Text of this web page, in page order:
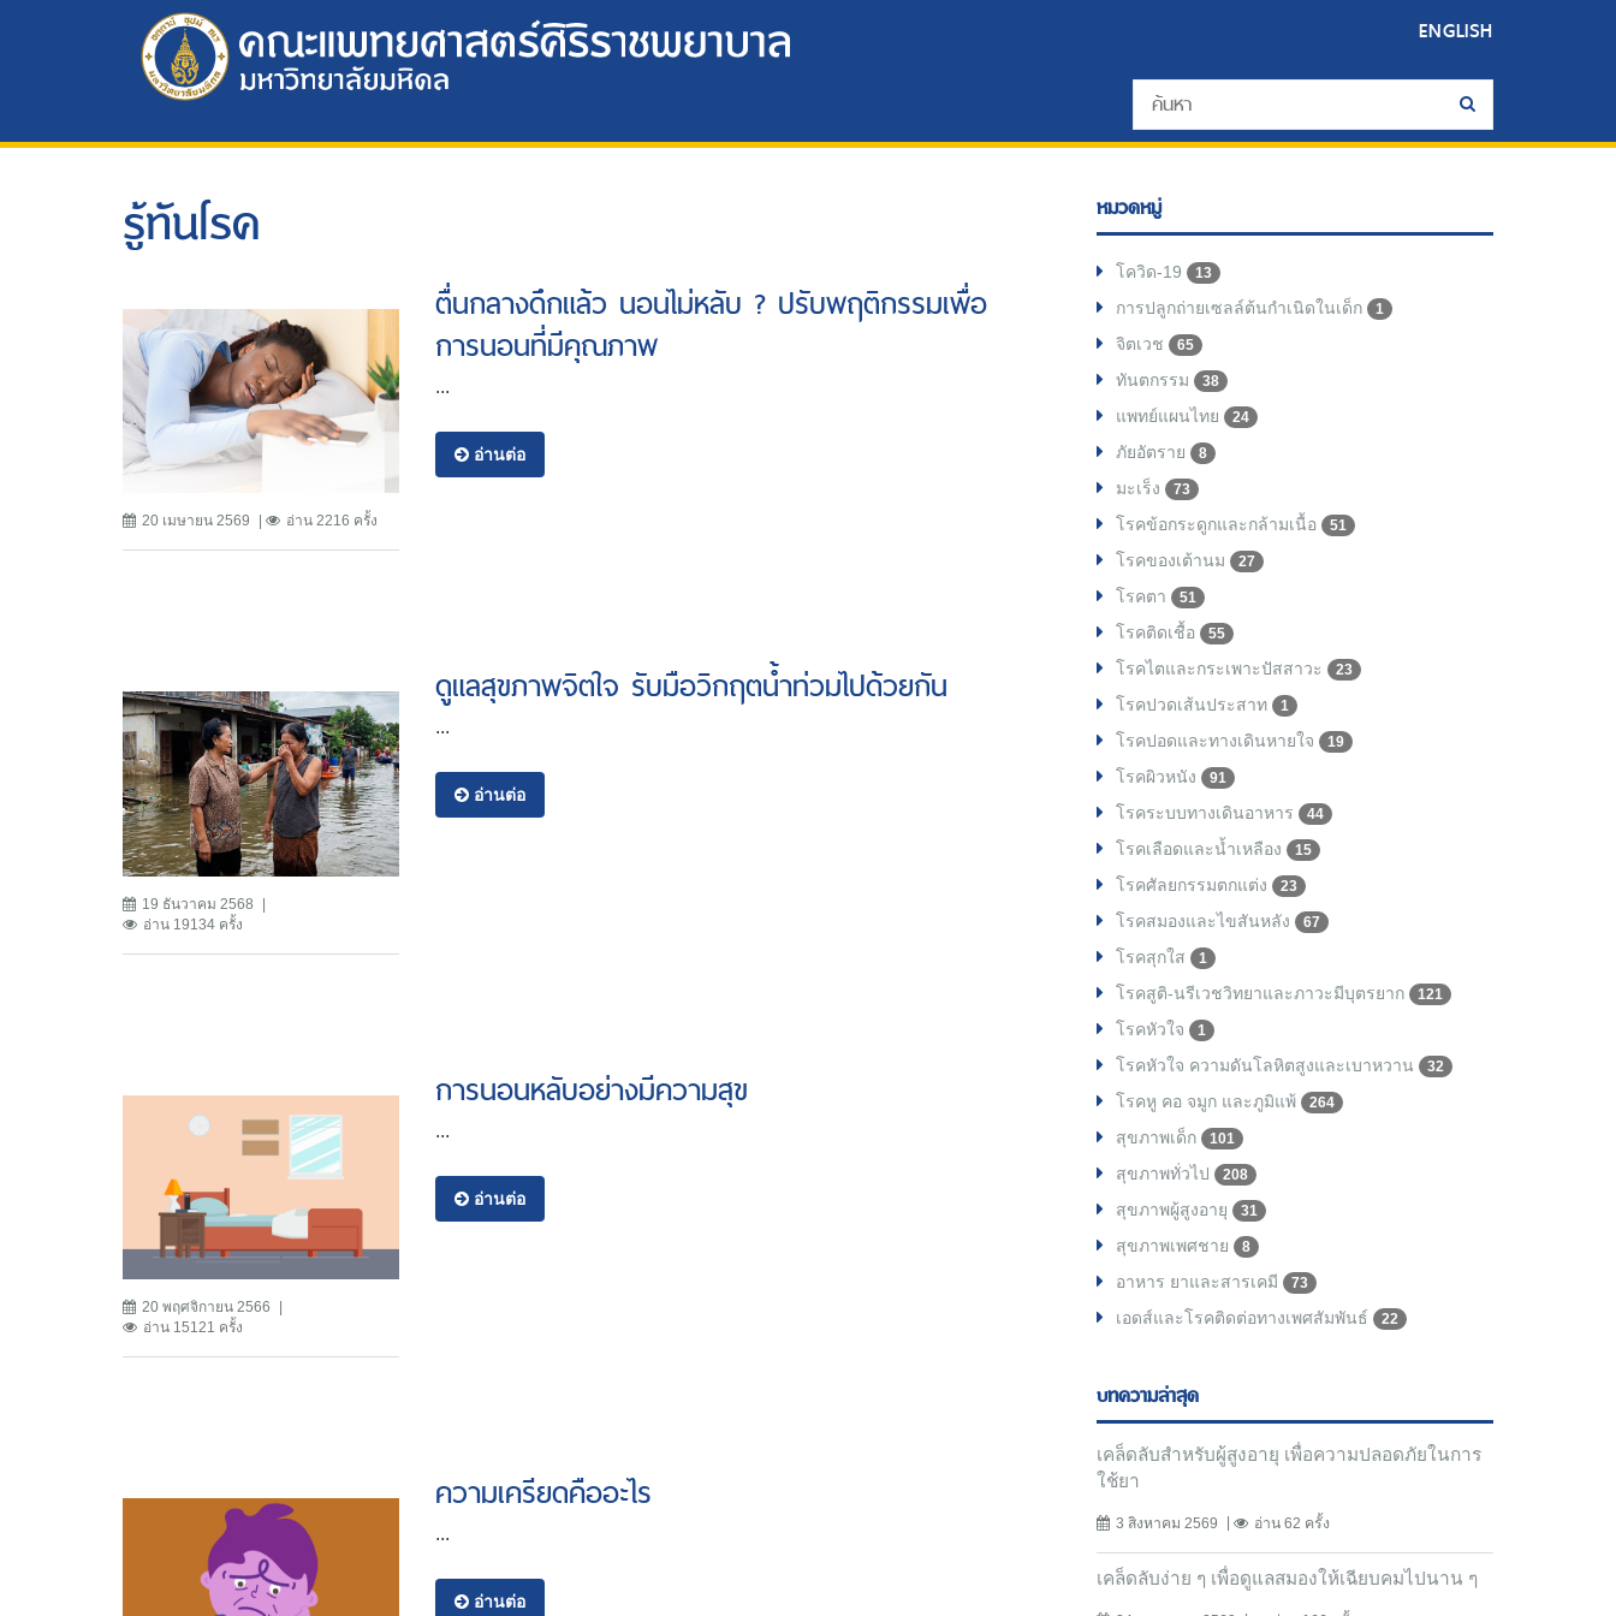
ENGLISH
รู้ทันโรค
20 เมษายน 2569 อ่าน 2216 ครั้ง
ตื่นกลางดึกแล้ว นอนไม่หลับ ? ปรับพฤติกรรมเพื่อ
การนอนที่มีคุณภาพ
...
อ่านต่อ
19 ธันวาคม 2568
อ่าน 19134 ครั้ง
ดูแลสุขภาพจิตใจ รับมือวิกฤตน้ำท่วมไปด้วยกัน
...
อ่านต่อ
20 พฤศจิกายน 2566
อ่าน 15121 ครั้ง
การนอนหลับอย่างมีความสุข
...
อ่านต่อ
ความเครียดคืออะไร
...
อ่านต่อ
หมวดหมู่
โควิด-19 13
การปลูกถ่ายเซลล์ต้นกำเนิดในเด็ก 1
จิตเวช 65
ทันตกรรม 38
แพทย์แผนไทย 24
ภัยอัตราย 8
มะเร็ง 73
โรคข้อกระดูกและกล้ามเนื้อ 51
โรคของเต้านม 27
โรคตา 51
โรคติดเชื้อ 55
โรคไตและกระเพาะปัสสาวะ 23
โรคปวดเส้นประสาท 1
โรคปอดและทางเดินหายใจ 19
โรคผิวหนัง 91
โรคระบบทางเดินอาหาร 44
โรคเลือดและน้ำเหลือง 15
โรคศัลยกรรมตกแต่ง 23
โรคสมองและไขสันหลัง 67
โรคสุกใส 1
โรคสูติ-นรีเวชวิทยาและภาวะมีบุตรยาก 121
โรคหัวใจ 1
โรคหัวใจ ความดันโลหิตสูงและเบาหวาน 32
โรคหู คอ จมูก และภูมิแพ้ 264
สุขภาพเด็ก 101
สุขภาพทั่วไป 208
สุขภาพผู้สูงอายุ 31
สุขภาพเพศชาย 8
อาหาร ยาและสารเคมี 73
เอดส์และโรคติดต่อทางเพศสัมพันธ์ 22
บทความล่าสุด
เคล็ดลับสำหรับผู้สูงอายุ เพื่อความปลอดภัยในการ
ใช้ยา
3 สิงหาคม 2569 อ่าน 62 ครั้ง
เคล็ดลับง่าย ๆ เพื่อดูแลสมองให้เฉียบคมไปนาน ๆ